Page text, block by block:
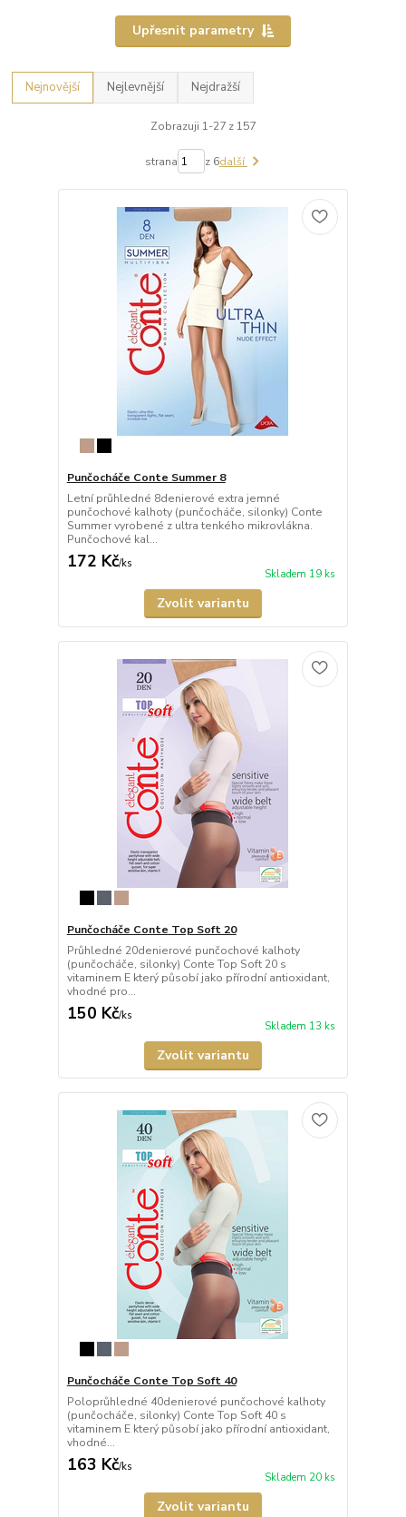
Upřesnit parametry
Nejnovější Nejlevnější Nejdražší
Zobrazuji 1-27 z 157
strana z 6další
Punčocháče Conte Summer 8
Letní průhledné 8denierové extra jemné
punčochové kalhoty (punčocháče, silonky) Conte
Summer vyrobené z ultra tenkého mikrovlákna.
Punčochové kal...
172 Kč/ks
Skladem 19 ks
Zvolit variantu
Punčocháče Conte Top Soft 20
Průhledné 20denierové punčochové kalhoty
(punčocháče, silonky) Conte Top Soft 20 s
vitaminem E který působí jako přírodní antioxidant,
vhodné pro...
150 Kč/ks
Skladem 13 ks
Zvolit variantu
Punčocháče Conte Top Soft 40
Poloprůhledné 40denierové punčochové kalhoty
(punčocháče, silonky) Conte Top Soft 40 s
vitaminem E který působí jako přírodní antioxidant,
vhodné...
163 Kč/ks
Skladem 20 ks
Zvolit variantu